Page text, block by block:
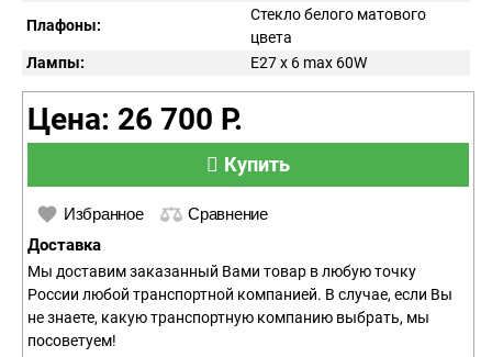
Плафоны:
Стекло белого матового
цвета
Лампы:
E27 x 6 max 60W
Цена: 26 700 Р.
Купить
Избранное Сравнение
Доставка
Мы доставим заказанный Вами товар в любую точку
России любой транспортной компанией. В случае, если Вы
не знаете, какую транспортную компанию выбрать, мы
посоветуем!